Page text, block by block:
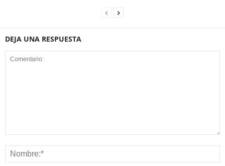
DEJA UNA RESPUESTA